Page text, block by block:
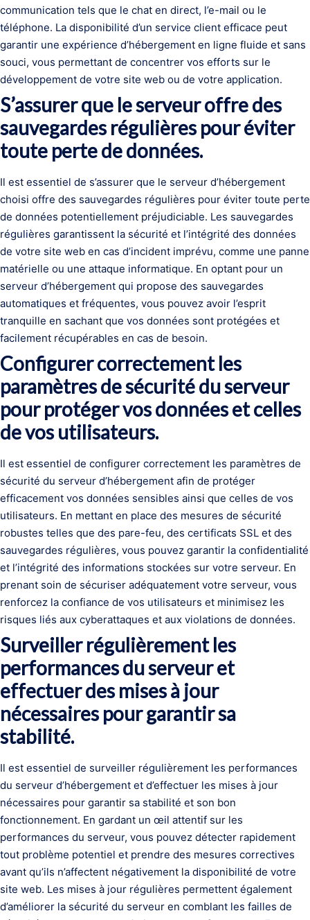
communication tels que le chat en direct, l’e-mail ou le
téléphone. La disponibilité d’un service client efficace peut
garantir une expérience d’hébergement en ligne fluide et sans
souci, vous permettant de concentrer vos efforts sur le
développement de votre site web ou de votre application.
S’assurer que le serveur offre des
sauvegardes régulières pour éviter
toute perte de données.
Il est essentiel de s’assurer que le serveur d’hébergement
choisi offre des sauvegardes régulières pour éviter toute perte
de données potentiellement préjudiciable. Les sauvegardes
régulières garantissent la sécurité et l’intégrité des données
de votre site web en cas d’incident imprévu, comme une panne
matérielle ou une attaque informatique. En optant pour un
serveur d’hébergement qui propose des sauvegardes
automatiques et fréquentes, vous pouvez avoir l’esprit
tranquille en sachant que vos données sont protégées et
facilement récupérables en cas de besoin.
Configurer correctement les
paramètres de sécurité du serveur
pour protéger vos données et celles
de vos utilisateurs.
Il est essentiel de configurer correctement les paramètres de
sécurité du serveur d’hébergement afin de protéger
efficacement vos données sensibles ainsi que celles de vos
utilisateurs. En mettant en place des mesures de sécurité
robustes telles que des pare-feu, des certificats SSL et des
sauvegardes régulières, vous pouvez garantir la confidentialité
et l’intégrité des informations stockées sur votre serveur. En
prenant soin de sécuriser adéquatement votre serveur, vous
renforcez la confiance de vos utilisateurs et minimisez les
risques liés aux cyberattaques et aux violations de données.
Surveiller régulièrement les
performances du serveur et
effectuer des mises à jour
nécessaires pour garantir sa
stabilité.
Il est essentiel de surveiller régulièrement les performances
du serveur d’hébergement et d’effectuer les mises à jour
nécessaires pour garantir sa stabilité et son bon
fonctionnement. En gardant un œil attentif sur les
performances du serveur, vous pouvez détecter rapidement
tout problème potentiel et prendre des mesures correctives
avant qu’ils n’affectent négativement la disponibilité de votre
site web. Les mises à jour régulières permettent également
d’améliorer la sécurité du serveur en comblant les failles de